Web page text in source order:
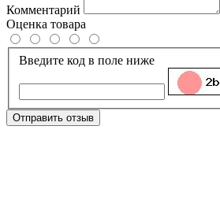
Комментарий
Оценка товара
Введите код в поле ниже
Отправить отзыв